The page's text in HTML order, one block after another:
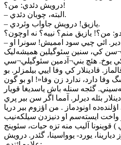
درويش دئدي: من؟!
– البته، چوبان دئدي.
– يازيق! درويش جاواب وئردي.
من؟! يازيق منم؟ نييه؟ نه اوچون؟
– بني آدم دوغرودان‌دا يازيق¬دير. ائي چيي سود امميش! سونرا او
کي، سنين سئوگيلين هميشه‌ليک
يوخ. هئچ بني¬آدمين سئوگيلي¬سي
قادينلار کي وفا اييي بيلمزلر. بو
وفا دارد، ندارد زن وفا«! او بو گون
گئجه سنله باش ياسديغا قويار
بئله ديرلر. آمما اگر سن بير پري
اونودماز . من اؤزوم بير دريا
واخت ايسته‌سم او دنيزدن سيلکه‌نيب
قوينونا آليب منه تزه حيات، سئوينج
يورد- يوواسينا، گئدر. درويش